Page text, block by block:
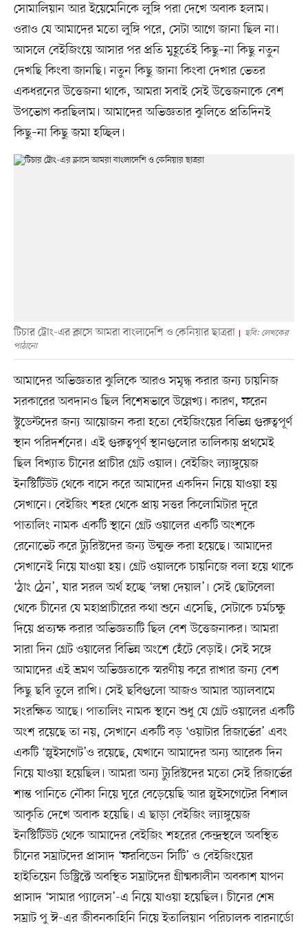
সোমালিয়ান আর ইয়েমেনিকে লুঙ্গি পরা দেখে অবাক হলাম।
ওরাও যে আমাদের মতো লুঙ্গি পরে, সেটা আগে জানা ছিল না।
আসলে বেইজিংয়ে আসার পর প্রতি মুহূর্তেই কিছু–না কিছু নতুন
দেখছি কিংবা জানছি। নতুন কিছু জানা কিংবা দেখার ভেতর
একধরনের উত্তেজনা থাকে, আমরা সবাই সেই উত্তেজনাকে বেশ
উপভোগ করছিলাম। আমাদের অভিজ্ঞতার ঝুলিতে প্রতিদিনই
কিছু–না কিছু জমা হচ্ছিল।
টিচার ট্রোং-এর ক্লাসে আমরা বাংলাদেশি ও কেনিয়ার ছাত্ররা
ছবি: লেখকের
পাঠানো
আমাদের অভিজ্ঞতার ঝুলিকে আরও সমৃদ্ধ করার জন্য চায়নিজ
সরকারের অবদানও ছিল বিশেষভাবে উল্লেখ্য। কারণ, ফরেন
স্টুডেন্টদের জন্য আয়োজন করা হতো বেইজিংয়ের বিভিন্ন গুরুত্বপূর্ণ
স্থান পরিদর্শনের। এই গুরুত্বপূর্ণ স্থানগুলোর তালিকায় প্রথমেই
ছিল বিখ্যাত চীনের প্রাচীর গ্রেট ওয়াল। বেইজিং ল্যাঙ্গুয়েজ
ইনস্টিটিউট থেকে বাসে করে আমাদের একদিন নিয়ে যাওয়া হয়
সেখানে। বেইজিং শহর থেকে প্রায় সত্তর কিলোমিটার দূরে
পাতালিং নামক একটি স্থানে গ্রেট ওয়ালের একটি অংশকে
রেনোভেট করে ট্যুরিস্টদের জন্য উন্মুক্ত করা হয়েছে। আমাদের
সেখানেই নিয়ে যাওয়া হয়। গ্রেট ওয়ালকে চায়নিজে বলা হয়ে থাকে
‘ঠ্রাং ঠ্রেন’, যার সরল অর্থ হচ্ছে ‘লম্বা দেয়াল’। সেই ছোটবেলা
থেকে চীনের যে মহাপ্রাচীরের কথা শুনে এসেছি, সেটাকে চর্মচক্ষু
দিয়ে প্রত্যক্ষ করার অভিজ্ঞতাটি ছিল বেশ উত্তেজনাকর। আমরা
সারা দিন গ্রেট ওয়ালের বিভিন্ন অংশে হেঁটে বেড়াই। সেই সঙ্গে
আমাদের এই ভ্রমণ অভিজ্ঞতাকে স্মরণীয় করে রাখার জন্য বেশ
কিছু ছবি তুলে রাখি। সেই ছবিগুলো আজও আমার অ্যালবামে
সংরক্ষিত আছে। পাতালিং নামক স্থানে শুধু যে গ্রেট ওয়ালের একটি
অংশ রয়েছে তা নয়, সেখানে একটি বড় ‘ওয়াটার রিজার্ভের’ এবং
একটি ‘স্লুইসগেট’ও রয়েছে, যেখানে আমাদের অন্য আরেক দিন
নিয়ে যাওয়া হয়েছিল। আমরা অন্য ট্যুরিস্টদের মতো সেই রিজার্ভের
শান্ত পানিতে নৌকা নিয়ে ঘুরে বেড়েয়েছি আর স্লুইসগেটের বিশাল
আকৃতি দেখে অবাক হয়েছি। এ ছাড়া বেইজিং ল্যাঙ্গুয়েজ
ইনস্টিটিউট থেকে আমাদের বেইজিং শহরের কেন্দ্রস্থলে অবস্থিত
চীনের সম্রাটদের প্রাসাদ ‘ফরবিডেন সিটি’ ও বেইজিংয়ের
হাইতিয়েন ডিস্ট্রিক্টে অবস্থিত সম্রাটদের গ্রীষ্মকালীন অবকাশ যাপন
প্রাসাদ ‘সামার প্যালেস’-এ নিয়ে যাওয়া হয়েছিল। চীনের শেষ
সম্রাট পু ঈ-এর জীবনকাহিনি নিয়ে ইতালিয়ান পরিচালক বারনার্ডো